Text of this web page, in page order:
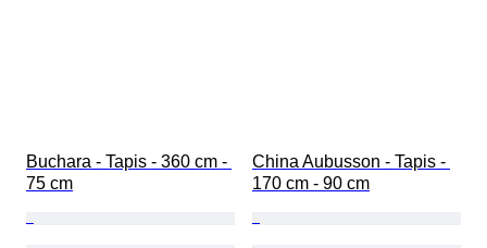
Buchara - Tapis - 360 cm -
75 cm
China Aubusson - Tapis -
170 cm - 90 cm